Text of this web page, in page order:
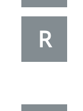
R